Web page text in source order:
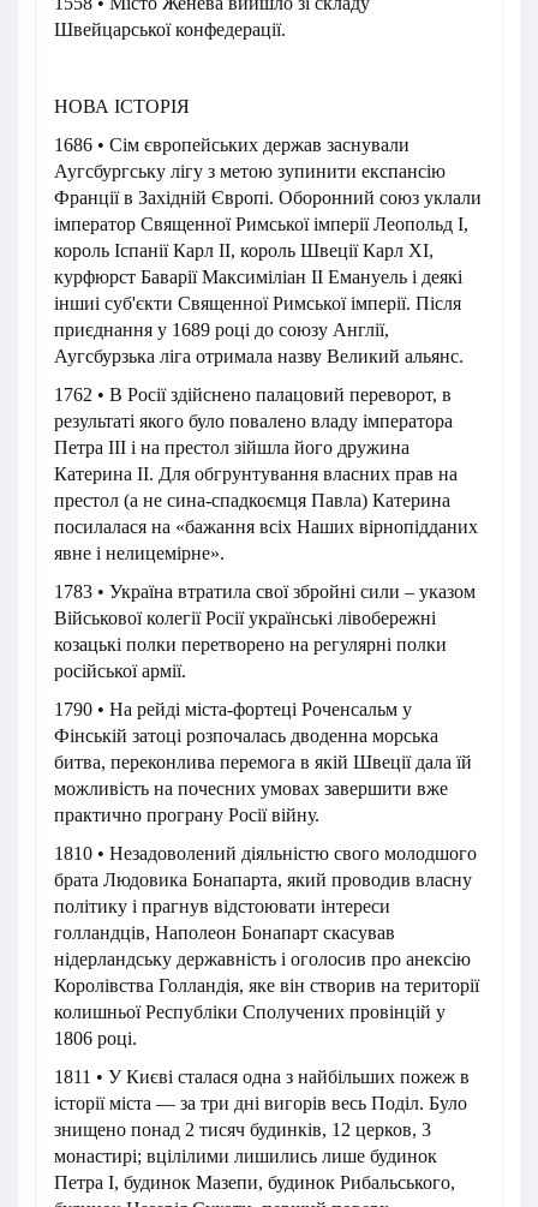
Швейцарської конфедерації.
НОВА ІСТОРІЯ
1686 • Сім європейських держав заснували
Аугсбургську лігу з метою зупинити експансію
Франції в Західній Європі. Оборонний союз уклали
імператор Священної Римської імперії Леопольд I,
король Іспанії Карл II, король Швеції Карл XI,
курфюрст Баварії Максиміліан II Емануель і деякі
іншиі суб'єкти Священної Римської імперії. Після
приєднання у 1689 році до союзу Англії,
Аугсбурзька ліга отримала назву Великий альянс.
1762 • В Росії здійснено палацовий переворот, в
результаті якого було повалено владу імператора
Петра III і на престол зійшла його дружина
Катерина II. Для обгрунтування власних прав на
престол (а не сина-спадкоємця Павла) Катерина
посилалася на «бажання всіх Наших вірнопідданих
явне і нелицемірне».
1783 • Україна втратила свої збройні сили – указом
Військової колегії Росії українські лівобережні
козацькі полки перетворено на регулярні полки
російської армії.
1790 • На рейді міста-фортеці Роченсальм у
Фінській затоці розпочалась дводенна морська
битва, переконлива перемога в якій Швеції дала їй
можливість на почесних умовах завершити вже
практично програну Росії війну.
1810 • Незадоволений діяльністю свого молодшого
брата Людовика Бонапарта, який проводив власну
політику і прагнув відстоювати інтереси
голландців, Наполеон Бонапарт скасував
нідерландську державність і оголосив про анексію
Королівства Голландія, яке він створив на території
колишньої Республіки Сполучених провінцій у
1806 році.
1811 • У Києві сталася одна з найбільших пожеж в
історії міста — за три дні вигорів весь Поділ. Було
знищено понад 2 тисяч будинків, 12 церков, 3
монастирі; вцілілими лишились лише будинок
Петра I, будинок Мазепи, будинок Рибальського,